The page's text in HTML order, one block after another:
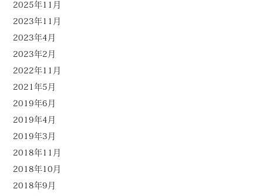
2025年11月
2023年11月
2023年4月
2023年2月
2022年11月
2021年5月
2019年6月
2019年4月
2019年3月
2018年11月
2018年10月
2018年9月